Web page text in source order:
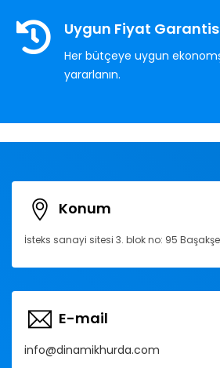
Uygun Fiyat
Her bütçeye uygun
yararlanın.
Konum
İsteks sanayi sitesi 3. blok no: 95
E-mail
info@dinamikhurda.com